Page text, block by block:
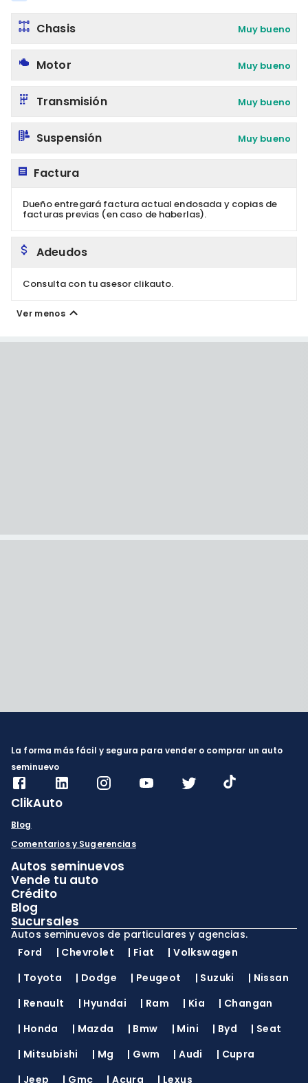
Chasis Muy bueno
Motor Muy bueno
Transmisión Muy bueno
Suspensión Muy bueno
Factura
Dueño entregará factura actual endosada y copias de
facturas previas (en caso de haberlas).
Adeudos
Consulta con tu asesor clikauto.
Ver menos
La forma más fácil y segura para vender o comprar un auto
seminuevo
ClikAuto
Blog
Comentarios y Sugerencias
Autos seminuevos
Vende tu auto
Crédito
Blog
Sucursales
Autos seminuevos de particulares y agencias.
Ford
| Chevrolet | Fiat |Volkswagen
| Toyota | Dodge | Peugeot | Suzuki | Nissan
| Renault | Hyundai | Ram | Kia | Changan
| Honda | Mazda | Bmw | Mini | Byd | Seat
| Mitsubishi | Mg | Gwm |Audi | Cupra
| Jeep | Gmc |Acura | Lexus